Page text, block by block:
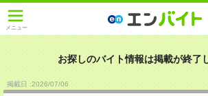
メニュー
お探しのバイト情報は掲載が終了
掲載日 :2026/07/06